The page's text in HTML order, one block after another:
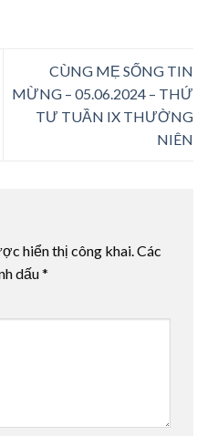
CÙNG MẸ SỐNG TIN
MỪNG – 05.06.2024 – THỨ
TƯ TUẦN IX THƯỜNG
NIÊN
hiển thị công khai.Các
dấu*